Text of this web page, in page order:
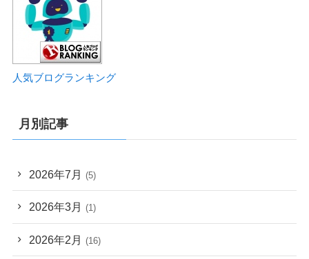
人気ブログランキング
月別記事
2026年7月 (5)
2026年3月 (1)
2026年2月 (16)